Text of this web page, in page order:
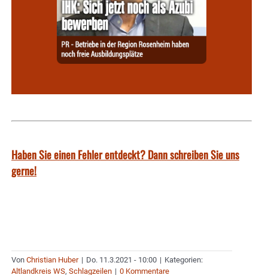
Haben Sie einen Fehler entdeckt? Dann schreiben Sie uns
gerne!
Von Christian Huber | Do. 11.3.2021 - 10:00 | Kategorien:
Altlandkreis WS, Schlagzeilen | 0 Kommentare